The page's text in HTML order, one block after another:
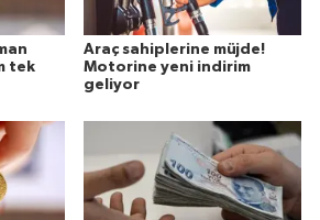
tek
Araç sahiplerine müjde!
Motorine yeni indirim
geliyor